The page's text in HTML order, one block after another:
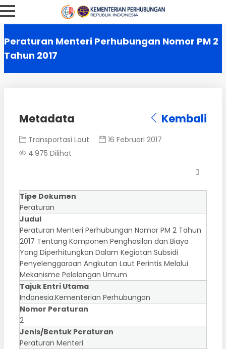
Peraturan Menteri Perhubungan Nomor PM 2
Tahun 2017
Metadata Kembali
Transportasi Laut
16 Februari 2017
4.975 Dilihat
Tipe Dokumen
Peraturan
Judul
Peraturan Menteri Perhubungan Nomor PM 2 Tahun
2017 Tentang Komponen Penghasilan dan Biaya
Yang Diperhitungkan Dalam Kegiatan Subsidi
Penyelenggaraan Angkutan Laut Perintis Melalui
Mekanisme Pelelangan Umum
Tajuk Entri Utama
Indonesia.Kementerian Perhubungan
Nomor Peraturan
2
Jenis/Bentuk Peraturan
Peraturan Menteri